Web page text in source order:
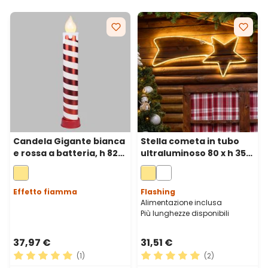
Candela Gigante bianca
e rossa a batteria, h 82
cm, effetto fiamma, led
bianco caldo
Effetto fiamma
37,97 €
(1)
Stella cometa in tubo
ultraluminoso 80 x h 35
cm, 240 led bianco caldo
Flashing
Alimentazione inclusa
Più lunghezze disponibili
31,51 €
(2)